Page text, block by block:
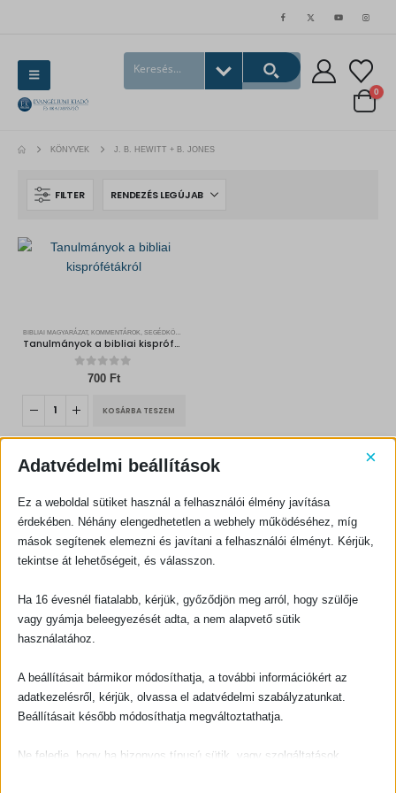
0
KÖNYVEK J. B. HEWITT + B. JONES
FILTER
BIBLIAI MAGYARÁZAT, KOMMENTÁROK, SEGÉDKÖNYVEK
Tanulmányok a bibliai kisprófétákról + Az Újszövetség történeti könyvei
out of 5
700 Ft
KOSÁRBA TESZEM
KAPCSOLATFELVÉTEL
CÍM:
1066 Budapest, Ó utca 16.
TELEFON:
EMAIL:
rendeles@evangeliumikiado.hu
Adatvédelmi beállítások ×
Ez a weboldal sütiket használ a felhasználói élmény javítása
érdekében. Néhány elengedhetetlen a webhely működéséhez, míg
mások segítenek elemezni és javítani a felhasználói élményt. Kérjük,
tekintse át lehetőségeit, és válasszon.
Ha 16 évesnél fiatalabb, kérjük, győződjön meg arról, hogy szülője
vagy gyámja beleegyezését adta, a nem alapvető sütik
használatához.
A beállításait bármikor módosíthatja, a további információkért az
adatkezelésről, kérjük, olvassa el adatvédelmi szabályzatunkat.
Beállításait később módosíthatja megváltoztathatja.
Ne feledje, hogy ha bizonyos típusú sütik, vagy szolgáltatások